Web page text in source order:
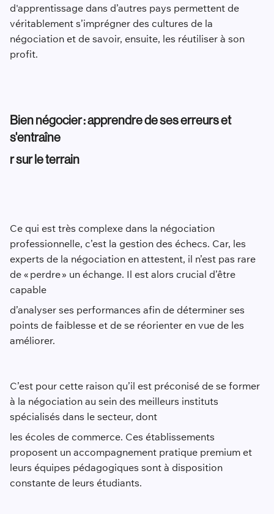
d'apprentissage dans d’autres pays permettent de
véritablement s’imprégner des cultures de la
négociation et de savoir, ensuite, les réutiliser à son
profit.
Bien négocier : apprendre de ses erreurs et
s'entraîne
r sur le terrain
Ce qui est très complexe dans la négociation
professionnelle, c’est la gestion des échecs. Car, les
experts de la négociation en attestent, il n’est pas rare
de « perdre » un échange. Il est alors crucial d’être
capable
d’analyser ses performances afin de déterminer ses
points de faiblesse et de se réorienter en vue de les
améliorer.
C’est pour cette raison qu’il est préconisé de se former
à la négociation au sein des meilleurs instituts
spécialisés dans le secteur, dont
les écoles de commerce. Ces établissements
proposent un accompagnement pratique premium et
leurs équipes pédagogiques sont à disposition
constante de leurs étudiants.